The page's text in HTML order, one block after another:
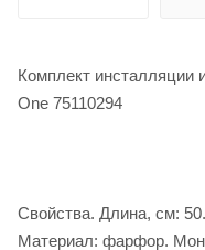
Комплект инсталляции
One 75110294
Свойства. Длина, см:
Материал: фарфор.